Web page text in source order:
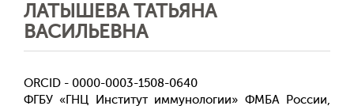
ЛАТЫШЕВА ТАТЬЯНА
ВАСИЛЬЕВНА
ORCID - 0000-0003-1508-0640
ФГБУ «ГНЦ Институт иммунологии» ФМБА России,